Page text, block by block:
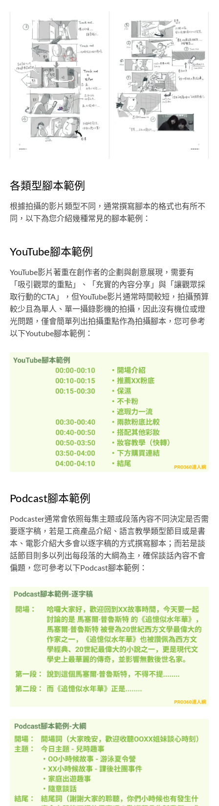
各類型腳本範例
根據拍攝的影片類型不同，通常撰寫腳本的格式也有所不
同，以下為您介紹幾種常見的腳本範例：
YouTube腳本範例
YouTube影片著重在創作者的企劃與創意展現，需要有
「吸引觀眾的重點」、「充實的內容分享」與「讓觀眾採
取行動的CTA」，但YouTube影片通常時間較短，拍攝預算
較少且為單人、單一攝錄影機的拍攝，因此沒有機位或燈
光問題，僅會簡單列出拍攝重點作為拍攝腳本，您可參考
以下Youtube腳本範例：
Podcast腳本範例
Podcaster通常會依照每集主題或段落內容不同決定是否需
要逐字稿，若是工商產品介紹、語言教學類型節目或是書
本、電影介紹大多會以逐字稿的方式撰寫腳本；而若是談
話節目則多以列出每段落的大綱為主，確保談話內容不會
偏題，您可參考以下Podcast腳本範例：